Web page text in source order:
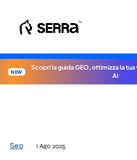
contenuto
NEW
Scopri la guida GEO, ottimizza la
AI
Seo 1 Ago 2025